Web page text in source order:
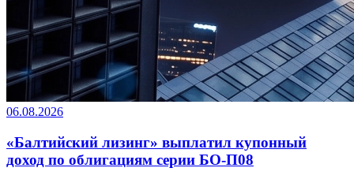
06.08.2026
«Балтийский лизинг» выплатил купонный
доход по облигациям серии БО-П08